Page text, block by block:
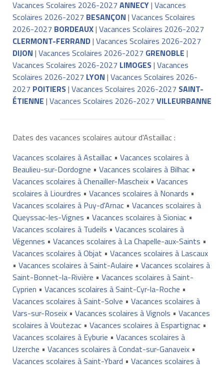
Vacances Scolaires 2026-2027 ANNECY| Vacances
Scolaires 2026-2027 BESANÇON | Vacances Scolaires
2026-2027 BORDEAUX| Vacances Scolaires 2026-2027
CLERMONT-FERRAND| Vacances Scolaires 2026-2027
DIJON | Vacances Scolaires 2026-2027 GRENOBLE |
Vacances Scolaires 2026-2027 LIMOGES| Vacances
Scolaires 2026-2027 LYON | Vacances Scolaires 2026-
2027 POITIERS| Vacances Scolaires 2026-2027 SAINT-
ÉTIENNE | Vacances Scolaires 2026-2027 VILLEURBANNE
Dates des vacances scolaires autour d'Astaillac :
Vacances scolaires à Astaillac• Vacances scolaires à
Beaulieu-sur-Dordogne • Vacances scolaires à Bilhac•
Vacances scolaires à Chenailler-Mascheix• Vacances
scolaires à Liourdres • Vacances scolaires à Nonards •
Vacances scolaires à Puy-d'Arnac• Vacances scolaires à
Queyssac-les-Vignes • Vacances scolaires à Sioniac•
Vacances scolaires à Tudeils • Vacances scolaires à
Végennes • Vacances scolaires à La Chapelle-aux-Saints •
Vacances scolaires à Objat • Vacances scolaires à Lascaux
• Vacances scolaires à Saint-Aulaire • Vacances scolaires à
Saint-Bonnet-la-Rivière • Vacances scolaires à Saint-
Cyprien • Vacances scolaires à Saint-Cyr-la-Roche •
Vacances scolaires à Saint-Solve • Vacances scolaires à
Vars-sur-Roseix• Vacances scolaires à Vignols • Vacances
scolaires à Voutezac• Vacances scolaires à Espartignac•
Vacances scolaires à Eyburie • Vacances scolaires à
Uzerche • Vacances scolaires à Condat-sur-Ganaveix•
Vacances scolaires à Saint-Ybard • Vacances scolaires à